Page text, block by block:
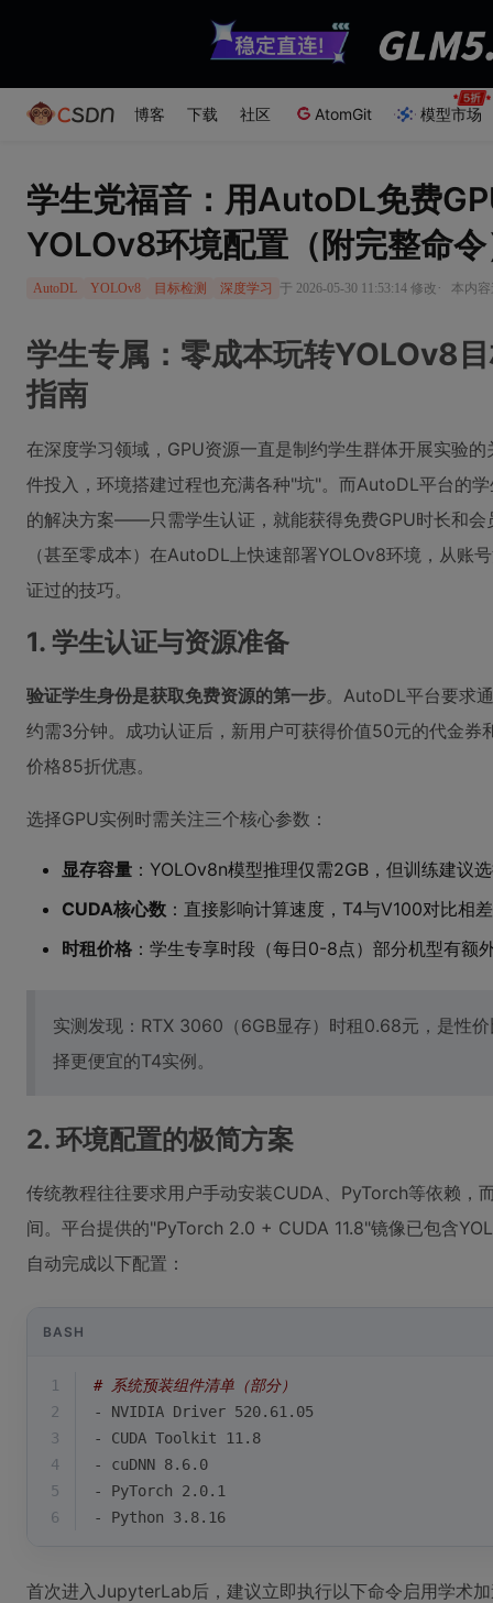
博客 下载 社区 AtomGit 模型市场
学生党福音：用AutoDL免费
YOLOv8环境配置（附完整命
AutoDL YOLOv8 目标检测 深度学习 于 2026-05-30 11:53:14 修改 · 本内容
学生专属：零成本玩转YOLOv8
指南
在深度学习领域，GPU资源一直是制约学生群体开展实验
件投入，环境搭建过程也充满各种"坑"。而AutoDL平台的
的解决方案——只需学生认证，就能获得免费GPU时长和会
（甚至零成本）在AutoDL上快速部署YOLOv8环境，从账
证过的技巧。
1. 学生认证与资源准备
验证学生身份是获取免费资源的第一步。AutoDL平台要求
约需3分钟。成功认证后，新用户可获得价值50元的代金券
价格85折优惠。
选择GPU实例时需关注三个核心参数：
显存容量 ：YOLOv8n模型推理仅需2GB，但训练建议
CUDA核心数 ：直接影响计算速度，T4与V100对比相
时租价格 ：学生专享时段（每日0-8点）部分机型有额
实测发现：RTX 3060（6GB显存）时租0.68元，是性
择更便宜的T4实例。
2. 环境配置的极简方案
传统教程往往要求用户手动安装CUDA、PyTorch等依赖，
间。平台提供的"PyTorch 2.0 + CUDA 11.8"镜像已包含
自动完成以下配置：
BASH
1
# 系统预装组件清单（部分）
2
- NVIDIA Driver 520.61.05
3
- CUDA Toolkit 11.8
4
- cuDNN 8.6.0
5
- PyTorch 2.0.1
6
- Python 3.8.16
首次进入JupyterLab后，建议立即执行以下命令启用学术